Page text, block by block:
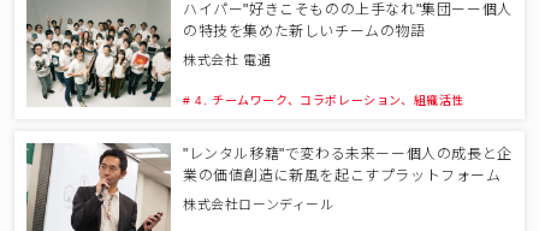
ハイパー"好きこそものの上手なれ"集団ーー個人
の特技を集めた新しいチームの物語
株式会社 電通
# 4. チームワーク、コラボレーション、組織活性
"レンタル移籍"で変わる未来ーー個人の成長と企
業の価値創造に新風を起こすプラットフォーム
株式会社ローンディール